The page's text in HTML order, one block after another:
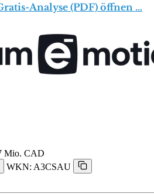
Analyse (PDF) öffnen …
Mio. CAD
WKN: A3CSAU